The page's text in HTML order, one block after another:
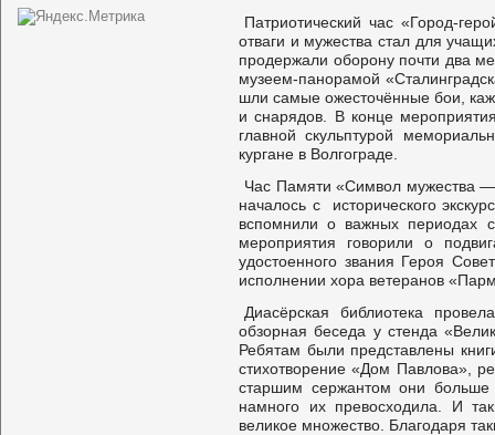
Патриотический час «Город-
отваги и мужества стал для
продержали оборону почти два
музеем-панорамой
шли самые ожесточённые бои,
и снарядов. В конце
главной скульптурой
кургане в Волгограде.
Час Памяти «Символ мужества —
началось с исторического
вспомнили о важных
мероприятия говорили о
удостоенного звания Героя
исполнении хора ветеранов
Диасёрская библиотека
обзорная беседа у стенда
Ребятам были представлены
стихотворение «Дом Павлова»,
старшим сержантом они больше
намного их превосходила. И
великое множество. Благодаря